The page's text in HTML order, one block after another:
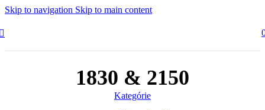
Skip to navigation Skip to main content
1830 & 2150
Kategórie